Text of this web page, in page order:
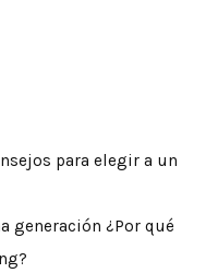
para elegir a un
generación ¿Por qué